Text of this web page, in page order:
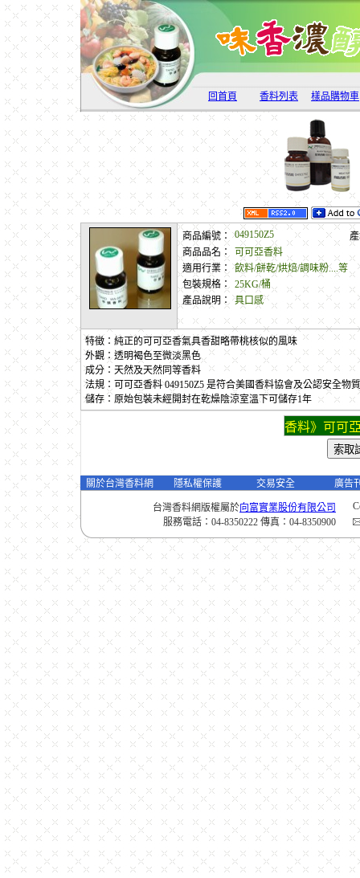
回首頁 香料列表 樣品購物車
商品編號： 049150Z5
商品品名：
可可亞香料
適用行業：
飲料/餅乾/烘焙/調味粉....等
包裝規格： 25KG/桶
產品說明： 具口感
特徵：純正的可可亞香氣具香甜略帶桃核似的風味
外觀：透明褐色至微淡黑色
成分：天然及天然同等香料
法規：可可亞香料 049150Z5 是符合美國香料協會及公認安全物
儲存：原始包裝未經開封在乾燥陰涼室溫下可儲存1年
香料》可可
關於台灣香料網 隱私權保護 交易安全 廣告
台灣香料網版權屬於向富實業股份有限公司
服務電話：04-8350222 傳真：04-8350900